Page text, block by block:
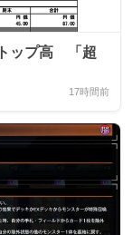
ップ高 「超
17時間前